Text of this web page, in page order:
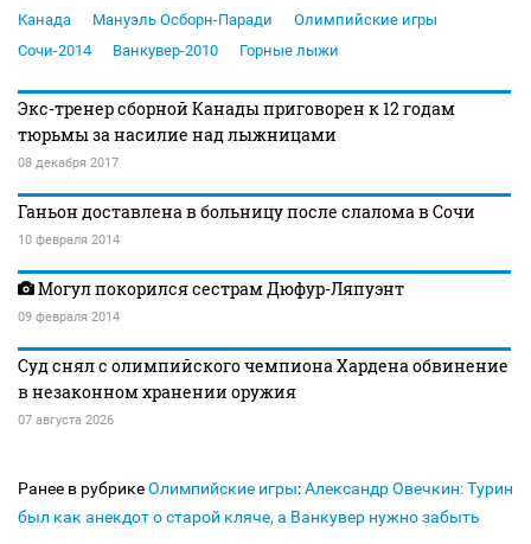
Канада Мануэль Осборн-Паради
Олимпийские игры
Сочи-2014
Ванкувер-2010 Горные лыжи
Экс-тренер сборной Канады приговорен к 12 годам
тюрьмы за насилие над лыжницами
08 декабря 2017
Ганьон доставлена в больницу после слалома в Сочи
10 февраля 2014
Могул покорился сестрам Дюфур-Ляпуэнт
09 февраля 2014
Суд снял с олимпийского чемпиона Хардена обвинение
в незаконном хранении оружия
07 августа 2026
Ранее в рубрикеОлимпийские игры:Александр Овечкин: Турин
был как анекдот о старой кляче, а Ванкувер нужно забыть